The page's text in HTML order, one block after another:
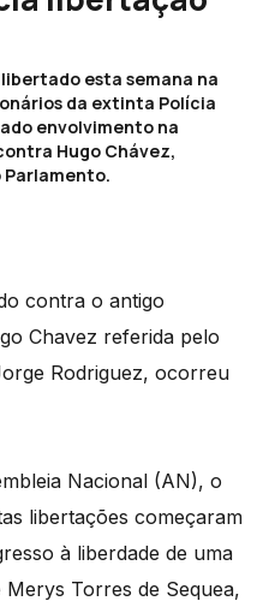
libertado esta semana na
da extinta Polícia
envolvimento na
Hugo Chávez,
Parlamento.
contra o antigo
Chavez referida pelo
Rodriguez, ocorreu
Nacional (AN), o
libertações começaram
à liberdade de uma
Merys Torres de Sequea,